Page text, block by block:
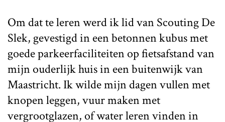
Om dat te leren werd ik lid van Scouting De
Slek, gevestigd in een betonnen kubus met
goede parkeerfaciliteiten op fietsafstand van
mijn ouderlijk huis in een buitenwijk van
Maastricht. Ik wilde mijn dagen vullen met
knopen leggen, vuur maken met
vergrootglazen, of water leren vinden in